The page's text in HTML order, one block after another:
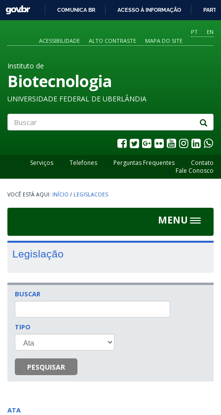
O
CONTEÚDO
GOVBR
COMUNICA BR ACESSO À INFORMAÇÃO
PT
EN
ACESSIBILIDADE
ALTO CONTRASTE MAPA DO SITE
Instituto de
Biotecnologia
UNIVERSIDADE FEDERAL DE UBERLÂNDIA
Serviços Telefones Perguntas Frequentes
Contato
Fale Conosco
INÍCIO / LEGISLACOES
MENU
Toggle
Legislação
BUSCAR
TIPO
PESQUISAR
ATA